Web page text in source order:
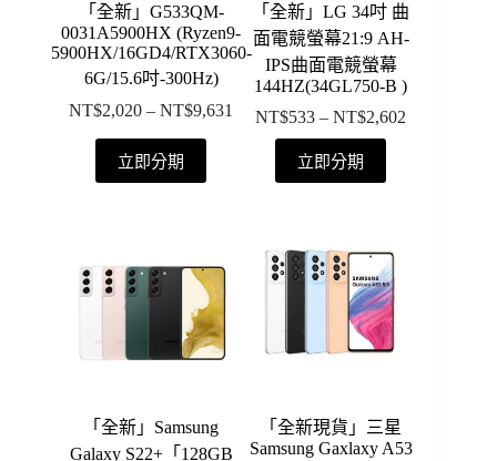
「全新」G533QM-
0031A5900HX (Ryzen9-
5900HX/16GD4/RTX3060-
6G/15.6吋-300Hz)
NT$2,020 – NT$9,631
NT$9,631
立即分期
此
產
種
式。
可
產
品
「全新」LG 34吋 曲
面電競螢幕21:9 AH-
IPS曲面電競螢幕
144HZ(34GL750-B )
NT$533 – NT$2,602價
立即分期
此
產
多
種
式。
產
品
「全新」Samsung
Galaxy S22+「128GB
「全新現貨」三星
Samsung Gaxlaxy A53